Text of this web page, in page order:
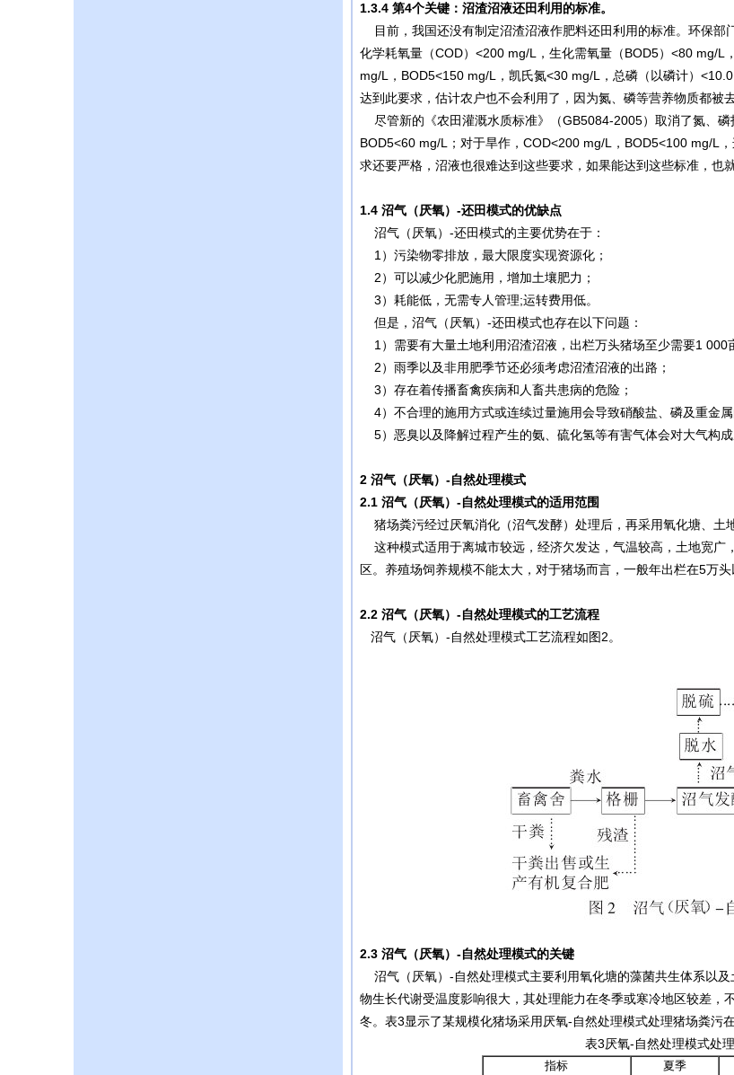
1.3.4 第4个关键：沼渣沼液还田利用的标准。
目前，我国还没有制定沼渣沼液作肥料还田利用的标准。环保部
化学耗氧量（COD）<200 mg/L，生化需氧量（BOD5）<80 mg/
mg/L，BOD5<150 mg/L，凯氏氮<30 mg/L，总磷（以磷计）
达到此要求，估计农户也不会利用了，因为氮、磷等营养物质都被去
尽管新的《农田灌溉水质标准》（GB5084-2005）取消了氮、
BOD5<60 mg/L；对于旱作，COD<200 mg/L，BOD5<100 mg/L
求还要严格，沼液也很难达到这些要求，如果能达到这些标准，也
1.4 沼气（厌氧）-还田模式的优缺点
沼气（厌氧）-还田模式的主要优势在于：
1）污染物零排放，最大限度实现资源化；
2）可以减少化肥施用，增加土壤肥力；
3）耗能低，无需专人管理;运转费用低。
但是，沼气（厌氧）-还田模式也存在以下问题：
1）需要有大量土地利用沼渣沼液，出栏万头猪场至少需要1 000
2）雨季以及非用肥季节还必须考虑沼渣沼液的出路；
3）存在着传播畜禽疾病和人畜共患病的危险；
4）不合理的施用方式或连续过量施用会导致硝酸盐、磷及重金
5）恶臭以及降解过程产生的氨、硫化氢等有害气体会对大气构成
2 沼气（厌氧）-自然处理模式
2.1 沼气（厌氧）-自然处理模式的适用范围
猪场粪污经过厌氧消化（沼气发酵）处理后，再采用氧化塘、土
这种模式适用于离城市较远，经济欠发达，气温较高，土地宽广
区。养殖场饲养规模不能太大，对于猪场而言，一般年出栏在5万
2.2 沼气（厌氧）-自然处理模式的工艺流程
沼气（厌氧）-自然处理模式工艺流程如图2。
2.3 沼气（厌氧）-自然处理模式的关键
沼气（厌氧）-自然处理模式主要利用氧化塘的藻菌共生体系以
物生长代谢受温度影响很大，其处理能力在冬季或寒冷地区较差
冬。表3显示了某规模化猪场采用厌氧-自然处理模式处理猪场粪污
表3厌氧-自然处理模式处
指标 夏季